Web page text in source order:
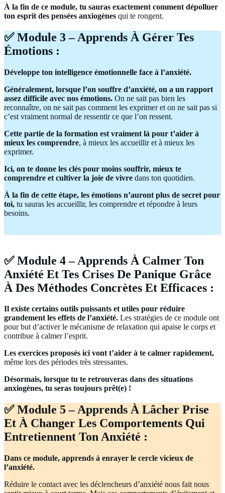
À la fin de ce module, tu sauras exactement comment dépolluer
ton esprit des pensées anxiogènes qui te rongent.
✅ Module 3 – Apprends À Gérer Tes
Émotions :
Développe ton intelligence émotionnelle face à l’anxiété.
Généralement, lorsque l’on souffre d’anxiété, on a un rapport
assez difficile avec nos émotions. On ne sait pas bien les
reconnaître, on ne sait pas comment les exprimer et on ne sait pas si
c’est vraiment normal de ressentir ce que l’on ressent.
Cette partie de la formation est vraiment là pour t’aider à
mieux les comprendre, à mieux les accueillir et à mieux les
exprimer.
Ici, on te donne les clés pour moins souffrir, mieux te
comprendre et cultiver la joie de vivre dans ton quotidien.
À la fin de cette étape, les émotions n’auront plus de secret pour
toi, tu sauras les accueillir, les comprendre et répondre à leurs
besoins.
✅ Module 4 – Apprends À Calmer Ton
Anxiété Et Tes Crises De Panique Grâce
À Des Méthodes Concrètes Et Efficaces :
Il existe certains outils puissants et utiles pour réduire
grandement les effets de l’anxiété. Les stratégies de ce module ont
pour but d’activer le mécanisme de relaxation qui apaise le corps et
contribue à calmer l’esprit.
Les exercices proposés ici vont t’aider à te calmer rapidement,
même lors des périodes très stressantes.
Désormais, lorsque tu te retrouveras dans des situations
anxiogènes, tu seras toujours prêt(e) !
✅ Module 5 – Apprends À Lâcher Prise
Et À Changer Les Comportements Qui
Entretiennent Ton Anxiété :
Dans ce module, apprends à enrayer le cercle vicieux de
l’anxiété.
Réduire le contact avec les déclencheurs d’anxiété nous fait nous